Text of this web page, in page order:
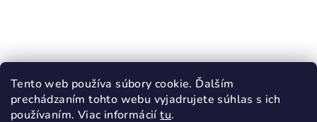
Tento web používa súbory cookie. Ďalším
prechádzaním tohto webu vyjadrujete súhlas s ich
používaním. Viac informáciítu.